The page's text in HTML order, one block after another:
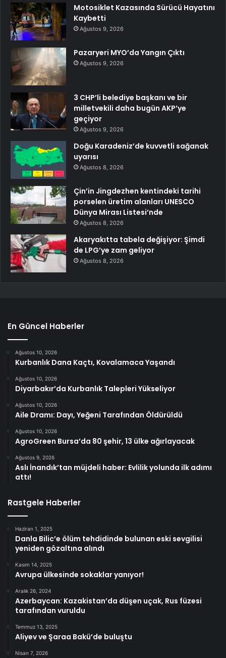
Motosiklet Kazasında Sürücü Hayatını
Kaybetti
Ağustos 9, 2026
Pazaryeri MYO’da Yangın Çıktı
Ağustos 9, 2026
3 CHP’li belediye başkanı ve bir
milletvekili daha bugün AKP’ye
geçiyor
Ağustos 9, 2026
Doğu Karadeniz’de kuvvetli sağanak
uyarısı
Ağustos 8, 2026
Çin’in Jingdezhen kentindeki tarihi
porselen üretim alanları UNESCO
Dünya Mirası Listesi’nde
Ağustos 8, 2026
Akaryakıtta tabela değişiyor: Şimdi
de LPG’ye zam geliyor
Ağustos 8, 2026
En Güncel Haberler
Ağustos 10, 2026
Kurbanlık Dana Kaçtı, Kovalamaca Yaşandı
Ağustos 10, 2026
Diyarbakır’da Kurbanlık Talepleri Yükseliyor
Ağustos 10, 2026
Aile Dramı: Dayı, Yeğeni Tarafından Öldürüldü
Ağustos 10, 2026
AgroGreen Bursa’da 80 şehir, 13 ülke ağırlayacak
Ağustos 9, 2026
Aslı İnandık’tan müjdeli haber: Evlilik yolunda ilk adımı
attı!
Rastgele Haberler
Haziran 1, 2025
Danla Bilic’e ölüm tehdidinde bulunan eski sevgilisi
yeniden gözaltına alındı
Kasım 14, 2025
Avrupa ülkesinde sokaklar yanıyor!
Aralık 26, 2024
Azerbaycan: Kazakistan’da düşen uçak, Rus füzesi
tarafından vuruldu
Temmuz 13, 2025
Aliyev ve Şaraa Bakü’de buluştu
Nisan 7, 2026